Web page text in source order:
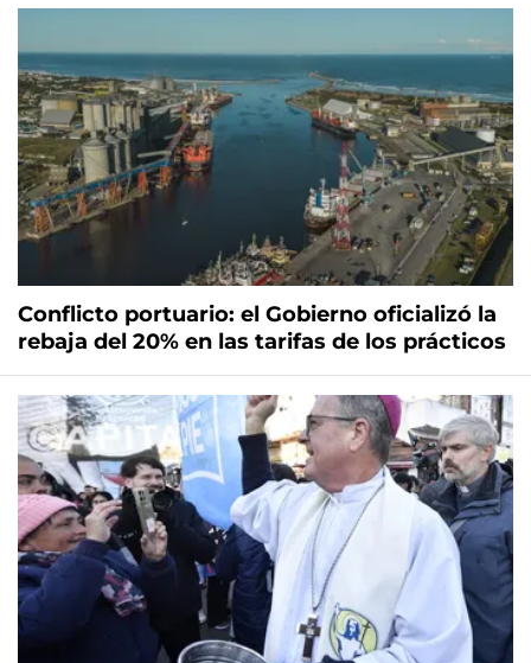
Conflicto portuario: el Gobierno oficializó la
rebaja del 20% en las tarifas de los prácticos